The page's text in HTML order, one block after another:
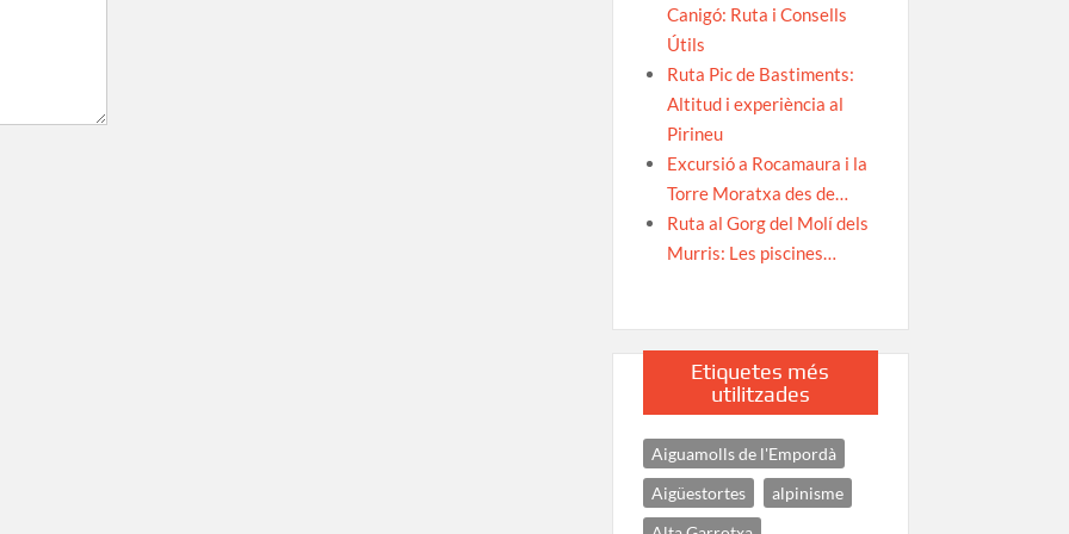
Canigó: Ruta i Consells
Útils
Ruta Pic de Bastiments:
Altitud i experiència al
Pirineu
Excursió a Rocamaura i la
Torre Moratxa des de…
Ruta al Gorg del Molí dels
Murris: Les piscines…
Etiquetes més
utilitzades
Aiguamolls de l'Empordà
Aigüestortes
alpinisme